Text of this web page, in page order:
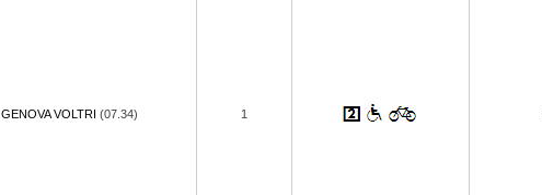
GENOVA VOLTRI (07.34) 1